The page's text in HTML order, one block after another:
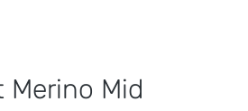
Merino Mid